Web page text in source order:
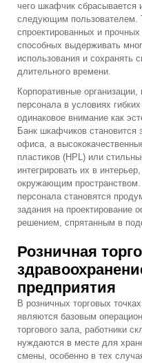
чего шкафчик сбрасывается
следующим пользователем.
спроектированных и
способных выдерживать
использования и сохранять
длительного времени.
Корпоративные
персонала в условиях
одинаковое внимание как
Банк шкафчиков
офиса, а
пластиков (HPL) или
интегрировать их в
окружающим
персонала становятся
задания на проектирование
решением, спрятанным в
Розничная
предприятия
В розничных торговых
являются базовым
торгового зала, работники
нуждаются в месте для
смены, особенно в тех